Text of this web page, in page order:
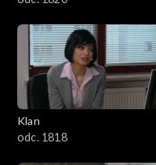
Klan
odc. 1818